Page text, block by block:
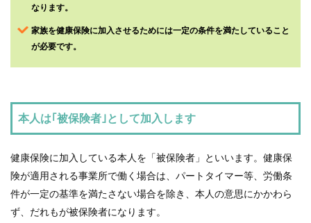
各
申
請
一
よ
く
あ
る
なります。
家族を健康保険に加入させるためには一定の条件を満たしていること
が必要です。
本人は｢被保険者｣として加入します
健康保険に加入している本人を「被保険者」といいます。健康保
険が適用される事業所で働く場合は、パートタイマー等、労働条
件が一定の基準を満たさない場合を除き、本人の意思にかかわら
ず、だれもが被保険者になります。